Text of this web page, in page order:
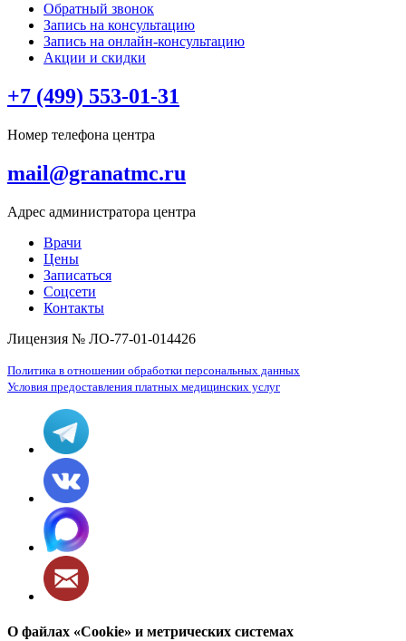
Обратный звонок
Запись на консультацию
Запись на онлайн-консультацию
Акции и скидки
+7 (499) 553-01-31
Номер телефона центра
mail@granatmc.ru
Адрес администратора центра
Врачи
Цены
Записаться
Соцсети
Контакты
Лицензия № ЛО-77-01-014426
Политика в отношении обработки персональных данных
Условия предоставления платных медицинских услуг
О файлах «Cookie» и метрических системах